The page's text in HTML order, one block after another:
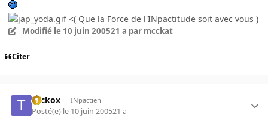
<( Que la Force de l'INpactitude soit avec vous )
Modifié le 10 juin 200521 a par mcckat
Citer
Teckox INpactien
Posté(e) le 10 juin 200521 a